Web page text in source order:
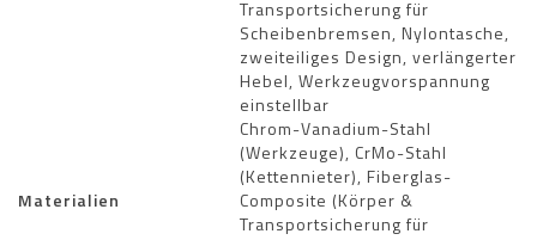
Transportsicherung für
Scheibenbremsen, Nylontasche,
zweiteiliges Design, verlängerter
Hebel, Werkzeugvorspannung
einstellbar
Materialien
Chrom-Vanadium-Stahl
(Werkzeuge), CrMo-Stahl
(Kettennieter), Fiberglas-
Composite (Körper &
Transportsicherung für